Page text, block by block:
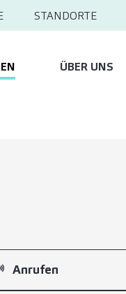
STANDORTE
ÜBER UNS
Anrufen